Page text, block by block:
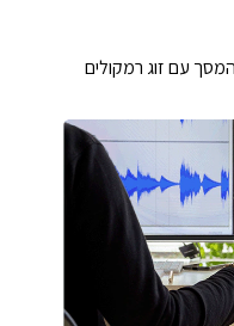
עם זוג רמקולים